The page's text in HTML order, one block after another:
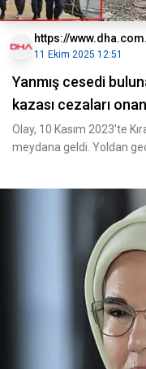
https://
11 Ekim 2025 12:51
Yanmış cesedi
kazası cezaları
Olay, 10 Kasım 2023'te
meydana geldi. Yoldan